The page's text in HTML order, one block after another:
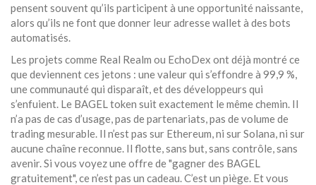
pensent souvent qu’ils participent à une opportunité naissante,
alors qu’ils ne font que donner leur adresse wallet à des bots
automatisés.
Les projets comme Real Realm ou EchoDex ont déjà montré ce
que deviennent ces jetons : une valeur qui s’effondre à 99,9 %,
une communauté qui disparaît, et des développeurs qui
s’enfuient. Le BAGEL token suit exactement le même chemin. Il
n’a pas de cas d’usage, pas de partenariats, pas de volume de
trading mesurable. Il n’est pas sur Ethereum, ni sur Solana, ni sur
aucune chaîne reconnue. Il flotte, sans but, sans contrôle, sans
avenir. Si vous voyez une offre de "gagner des BAGEL
gratuitement", ce n’est pas un cadeau. C’est un piège. Et vous